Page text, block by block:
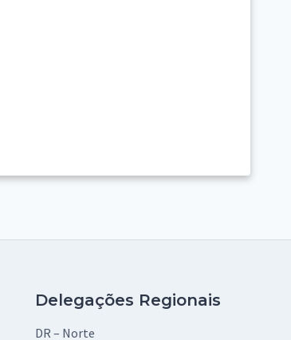
Delegações Regionais
DR – Norte